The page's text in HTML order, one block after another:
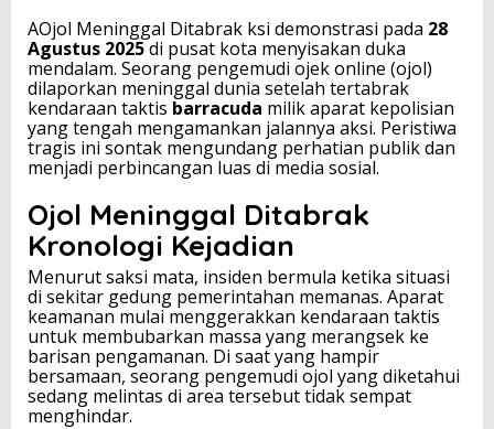
t
a
b
r
a
k
B
a
r
a
c
u
d
a
S
a
a
t
AOjol Meninggal Ditabrak ksi demonstrasi pada 28
Agustus 2025di pusat kota menyisakan duka
mendalam. Seorang pengemudi ojek online (ojol)
dilaporkan meninggal dunia setelah tertabrak
kendaraan taktis barracuda milik aparat kepolisian
yang tengah mengamankan jalannya aksi. Peristiwa
tragis ini sontak mengundang perhatian publik dan
menjadi perbincangan luas di media sosial.
Ojol Meninggal Ditabrak
Kronologi Kejadian
Menurut saksi mata, insiden bermula ketika situasi
di sekitar gedung pemerintahan memanas. Aparat
keamanan mulai menggerakkan kendaraan taktis
untuk membubarkan massa yang merangsek ke
barisan pengamanan. Di saat yang hampir
bersamaan, seorang pengemudi ojol yang diketahui
sedang melintas di area tersebut tidak sempat
menghindar.